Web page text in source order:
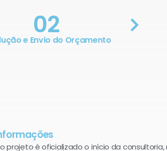
02
e Envio do Orçamento
projeto é oficializado o início da consultoria,